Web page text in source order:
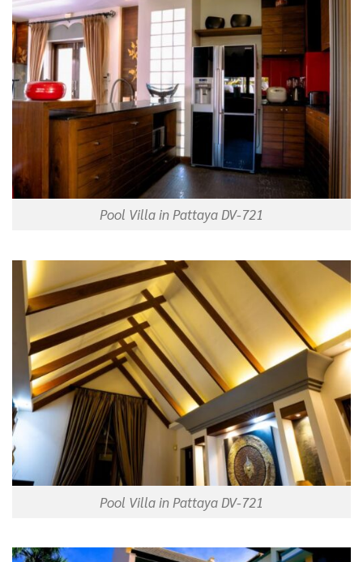
Pool Villa in Pattaya DV-721
Pool Villa in Pattaya DV-721